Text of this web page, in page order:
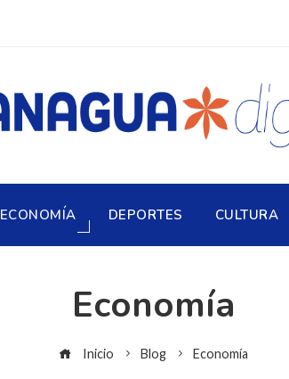
ECONOMÍA DEPORTES CULTURA
Economía
Inicio Blog Economía